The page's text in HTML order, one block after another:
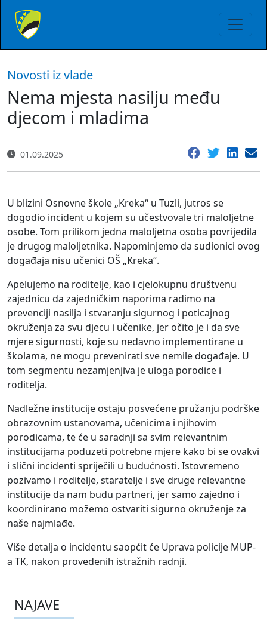
Novosti iz vlade
Nema mjesta nasilju među
djecom i mladima
01.09.2025
U blizini Osnovne škole „Kreka“ u Tuzli, jutros se
dogodio incident u kojem su učestvovale tri maloljetne
osobe. Tom prilikom jedna maloljetna osoba povrijedila
je drugog maloljetnika. Napominjemo da sudionici ovog
događaja nisu učenici OŠ „Kreka“.
Apelujemo na roditelje, kao i cjelokupnu društvenu
zajednicu da zajedničkim naporima radimo na
prevenciji nasilja i stvaranju sigurnog i poticajnog
okruženja za svu djecu i učenike, jer očito je i da sve
mjere sigurnosti, koje su nedavno implementirane u
školama, ne mogu prevenirati sve nemile događaje. U
tom segmentu nezamjenjiva je uloga porodice i
roditelja.
Nadležne institucije ostaju posvećene pružanju podrške
obrazovnim ustanovama, učenicima i njihovim
porodicama, te će u saradnji sa svim relevantnim
institucijama poduzeti potrebne mjere kako bi se ovakvi
i slični incidenti spriječili u budućnosti. Istovremeno
pozivamo i roditelje, staratelje i sve druge relevantne
institucije da nam budu partneri, jer samo zajedno i
koordinirano možemo ostvariti sigurno okruženje za
naše najmlađe.
Više detalja o incidentu saopćit će Uprava policije MUP-
a TK, nakon provedenih istražnih radnji.
NAJAVE